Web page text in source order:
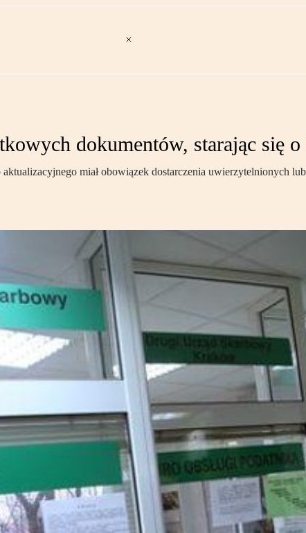
dokumentów, starając się
miał obowiązek dostarczenia uwierzytelnionych